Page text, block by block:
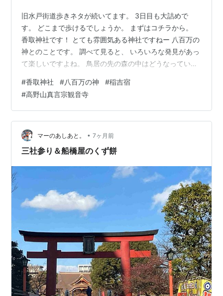
旧水戸街道歩きネタが続いてます。 3日目も大詰めで
す。 どこまで歩けるでしょうか。 まずはコチラから。
香取神社です！ とても雰囲気ある神社ですねー 八百万の
神とのことです。 調べて見ると、 いろいろな発見があっ
て楽しいですよね。 鳥居の先の森の中はどうなっている
ことにしました。 どんどん歩いて行きます。 お次
は、、、、、 稲吉宿の詳細な看板がありました。 この宿
場町には、 いろいろな施設があることがわかります！ 今
回は街道を歩くだけなので、 ちょっと残念ではありまし
た。 でもしょうがないです。 先へ進みましょう。 少し
歩くと、 何かの石碑…
#香取神社 #八百万の神 #稲吉宿
#高野山真言宗観音寺
マーのあしあと。 • 7ヶ月前
三社参り＆船橋屋のくず餅